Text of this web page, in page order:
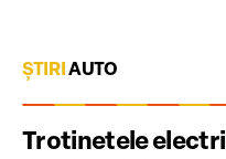
ȘTIRI AUTO
Trotinetele